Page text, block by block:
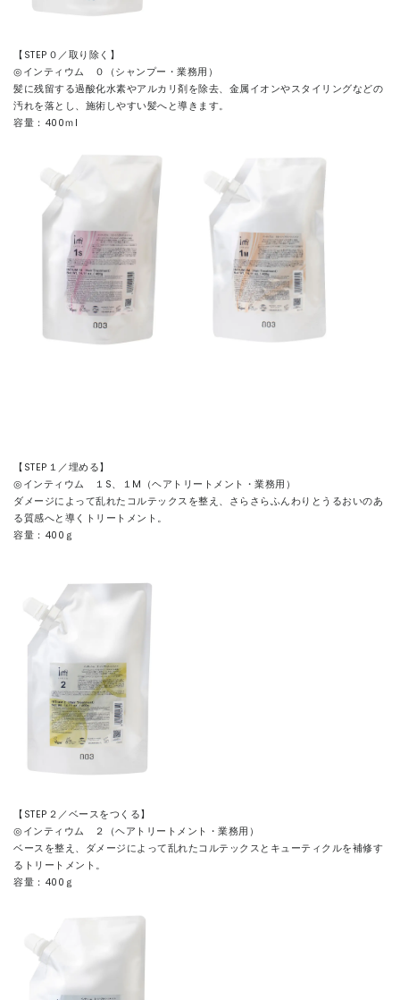
【STEP０／取り除く】
◎インティウム ０（シャンプー・業務用）
髪に残留する過酸化水素やアルカリ剤を除去、金属イオンやスタイリングなどの
汚れを落とし、施術しやすい髪へと導きます。
容量：400ｍl
【STEP１／埋める】
◎インティウム １S、１M（ヘアトリートメント・業務用）
ダメージによって乱れたコルテックスを整え、さらさらふんわりとうるおいのあ
る質感へと導くトリートメント。
容量：400ｇ
【STEP２／ベースをつくる】
◎インティウム ２（ヘアトリートメント・業務用）
ベースを整え、ダメージによって乱れたコルテックスとキューティクルを補修す
るトリートメント。
容量：400ｇ